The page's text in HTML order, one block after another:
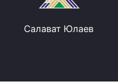
Салават Юлаев